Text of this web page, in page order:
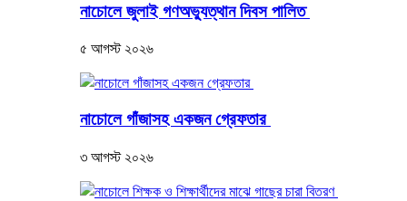
নাচোলে জুলাই গণঅভ্যুত্থান দিবস পালিত
৫ আগস্ট ২০২৬
নাচোলে গাঁজাসহ একজন গ্রেফতার
৩ আগস্ট ২০২৬